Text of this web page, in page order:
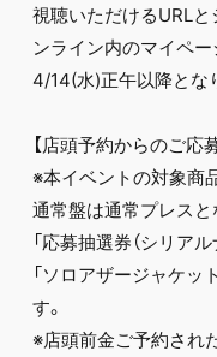
視聴いただけるURL
ンライン内のマイペ
4/14(水)正午以降とな
【店頭予約からのご応
※本イベントの対象商
通常盤は通常プレス
「応募抽選券（シリア
「ソロアザージャケッ
す。
※店頭前金ご予約され